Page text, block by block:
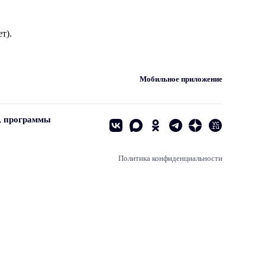
Мобильное приложение
программы
Политика конфиденциальности